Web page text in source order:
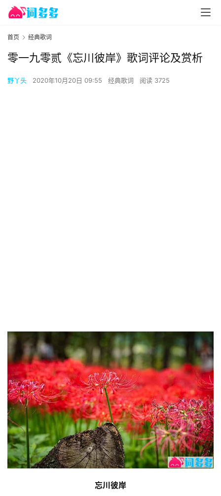
首页 经典歌词
零一九零贰《忘川彼岸》歌词评论及赏析
野丫头 2020年10月20日 09:55 经典歌词 阅读 3725
忘川彼岸